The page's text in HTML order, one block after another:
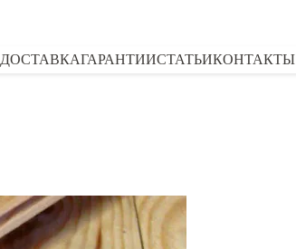
ДОСТАВКАГАРАНТИИСТАТЬИКОНТАКТЫ